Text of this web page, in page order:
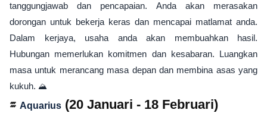
tanggungjawab dan pencapaian. Anda akan merasakan
dorongan untuk bekerja keras dan mencapai matlamat anda.
Dalam kerjaya, usaha anda akan membuahkan hasil.
Hubungan memerlukan komitmen dan kesabaran. Luangkan
masa untuk merancang masa depan dan membina asas yang
kukuh. ⛰️
♒ Aquarius (20 Januari - 18 Februari)